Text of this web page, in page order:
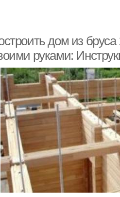
дом из
руками: